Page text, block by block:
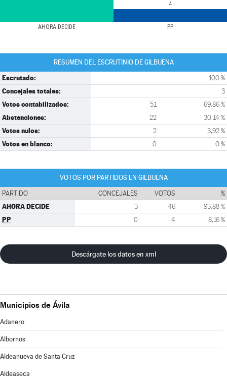
AHORA DECIDE PP
4
RESUMEN DEL ESCRUTINIO DE GILBUENA
Escrutado: 100 %
Concejales totales: 3
Votos contabilizados: 51 69,86 %
Abstenciones: 22 30,14 %
Votos nulos: 2 3,92 %
Votos en blanco: 0 0 %
VOTOS POR PARTIDOS EN GILBUENA
PARTIDO CONCEJALES VOTOS %
AHORA DECIDE 3 46 93,88 %
PP 0 4 8,16 %
Descárgate los datos en xml
Municipios de Ávila
Adanero
Albornos
Aldeanueva de Santa Cruz
Aldeaseca